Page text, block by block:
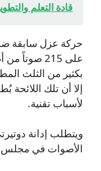
قادة التعلم
بكثير من الثلث
إلا أن تلك اللائحة
لأسباب تقنية.
ويتطلب إدانة
الأصوات في مجلس